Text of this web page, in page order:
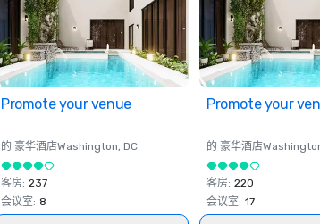
Promote your venue
的 豪华酒店Washington, DC
客房: 237
会议室: 8
Promote your
的 豪华酒店
客房: 220
会议室: 17